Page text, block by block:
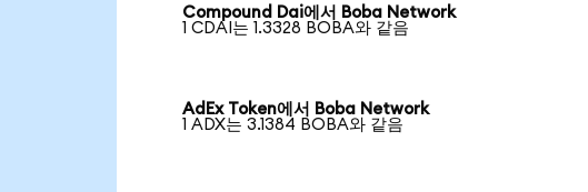
Compound Dai에서 Boba Network
1 CDAI는 1.3328 BOBA와 같음
AdEx Token에서 Boba Network
1 ADX는 3.1384 BOBA와 같음